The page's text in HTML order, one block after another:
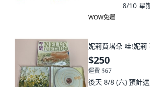
8/10 星
WOW免運
妮莉費塔朵 哇!妮莉
$250
運費 $67
後天 8/8 (六) 預計